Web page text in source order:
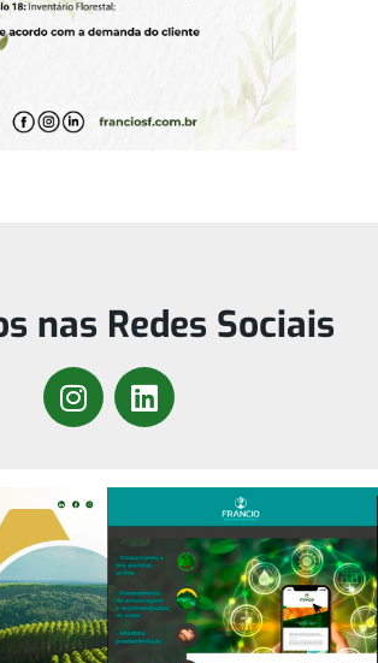
nas Redes Sociais